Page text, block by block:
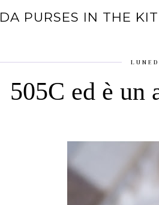
PURSES IN THE
505C ed è